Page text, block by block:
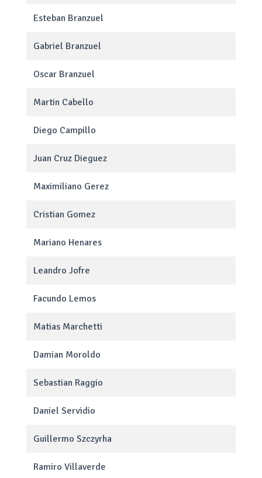
Esteban Branzuel
Gabriel Branzuel
Oscar Branzuel
Martin Cabello
Diego Campillo
Juan Cruz Dieguez
Maximiliano Gerez
Cristian Gomez
Mariano Henares
Leandro Jofre
Facundo Lemos
Matias Marchetti
Damian Moroldo
Sebastian Raggio
Daniel Servidio
Guillermo Szczyrha
Ramiro Villaverde